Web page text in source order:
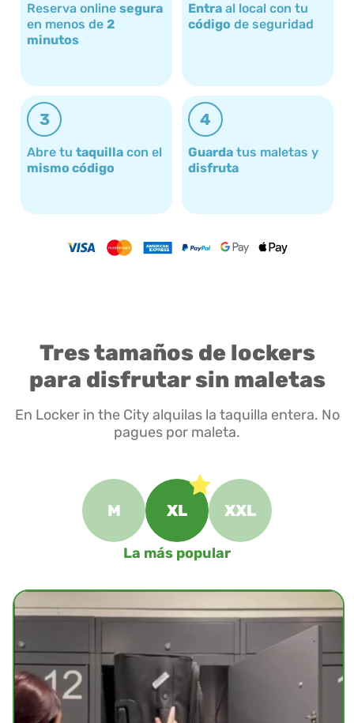
Reserva online segura
en menos de 2
minutos
Entra al local con tu
código de seguridad
3
Abre tu taquilla con el
mismo código
4
Guarda tus maletas y
disfruta
Tres tamaños de lockers
para disfrutar sin maletas
En Locker in the City alquilas la taquilla entera. No
pagues por maleta.
M XL XXL
La más popular